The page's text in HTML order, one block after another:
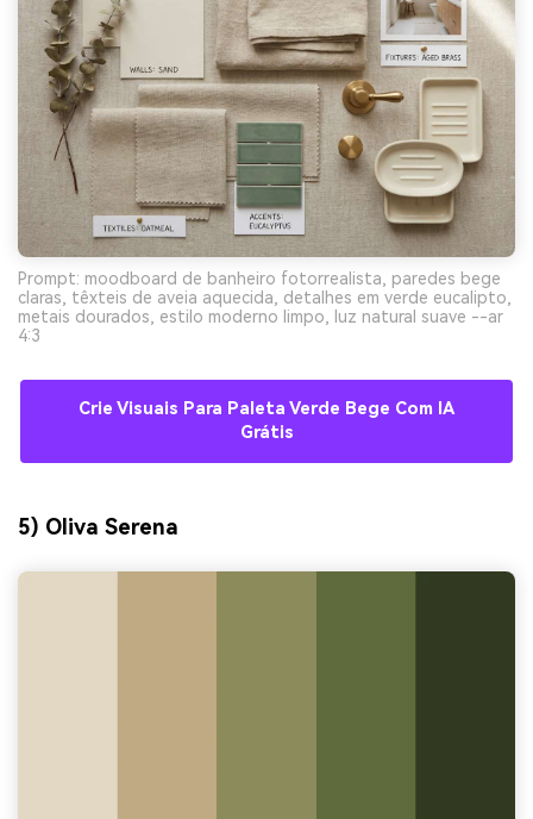
Prompt: moodboard de banheiro fotorrealista, paredes bege
claras, têxteis de aveia aquecida, detalhes em verde eucalipto,
metais dourados, estilo moderno limpo, luz natural suave --ar
4:3
Crie Visuais Para Paleta Verde Bege Com IA
Grátis
5) Oliva Serena